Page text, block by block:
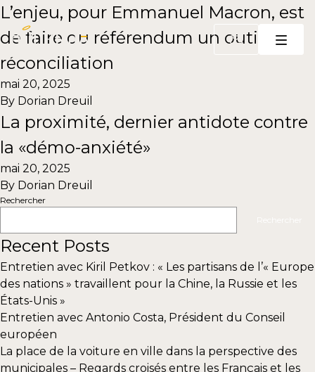
Aller au contenu
L’enjeu, pour Emmanuel Macron, est
de faire du référendum un outil de
réconciliation
mai 20, 2025
By Dorian Dreuil
La proximité, dernier antidote contre
la «démo-anxiété»
mai 20, 2025
By Dorian Dreuil
Rechercher
Recent Posts
Entretien avec Kiril Petkov : « Les partisans de l’« Europe
des nations » travaillent pour la Chine, la Russie et les
États-Unis »
Entretien avec Antonio Costa, Président du Conseil
européen
La place de la voiture en ville dans la perspective des
municipales – Regards croisés entre les Français et les